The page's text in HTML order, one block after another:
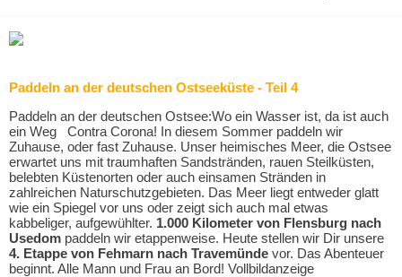
Paddeln an der deutschen Ostseeküste - Teil 4
Paddeln an der deutschen Ostsee:Wo ein Wasser ist, da ist auch
ein Weg Contra Corona! In diesem Sommer paddeln wir
Zuhause, oder fast Zuhause. Unser heimisches Meer, die Ostsee
erwartet uns mit traumhaften Sandstränden, rauen Steilküsten,
belebten Küstenorten oder auch einsamen Stränden in
zahlreichen Naturschutzgebieten. Das Meer liegt entweder glatt
wie ein Spiegel vor uns oder zeigt sich auch mal etwas
kabbeliger, aufgewühlter. 1.000 Kilometer von Flensburg nach
Usedom paddeln wir etappenweise. Heute stellen wir Dir unsere
4. Etappe von Fehmarn nach Travemünde vor. Das Abenteuer
beginnt. Alle Mann und Frau an Bord! Vollbildanzeige